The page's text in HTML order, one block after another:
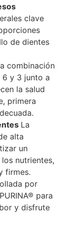
clave
de dientes
combinación
6 y 3 junto a
la salud
primera
La
alta
un
nutrientes,
firmes.
por
para
y disfrute